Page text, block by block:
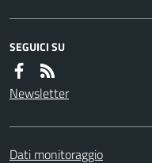
SEGUICI SU
Newsletter
Dati monitoraggio